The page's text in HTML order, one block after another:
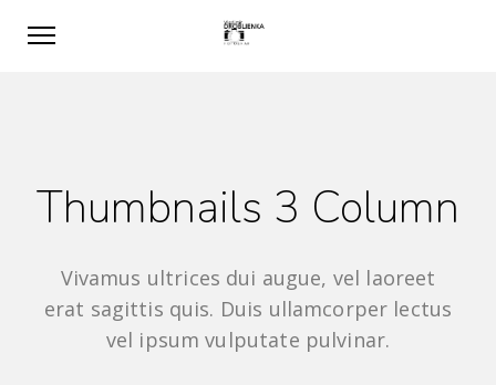
Thumbnails 3 Column
Vivamus ultrices dui augue, vel laoreet
erat sagittis quis. Duis ullamcorper lectus
vel ipsum vulputate pulvinar.